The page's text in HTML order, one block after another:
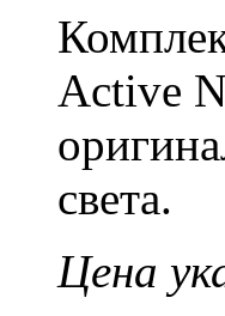
Active
света.
Цена